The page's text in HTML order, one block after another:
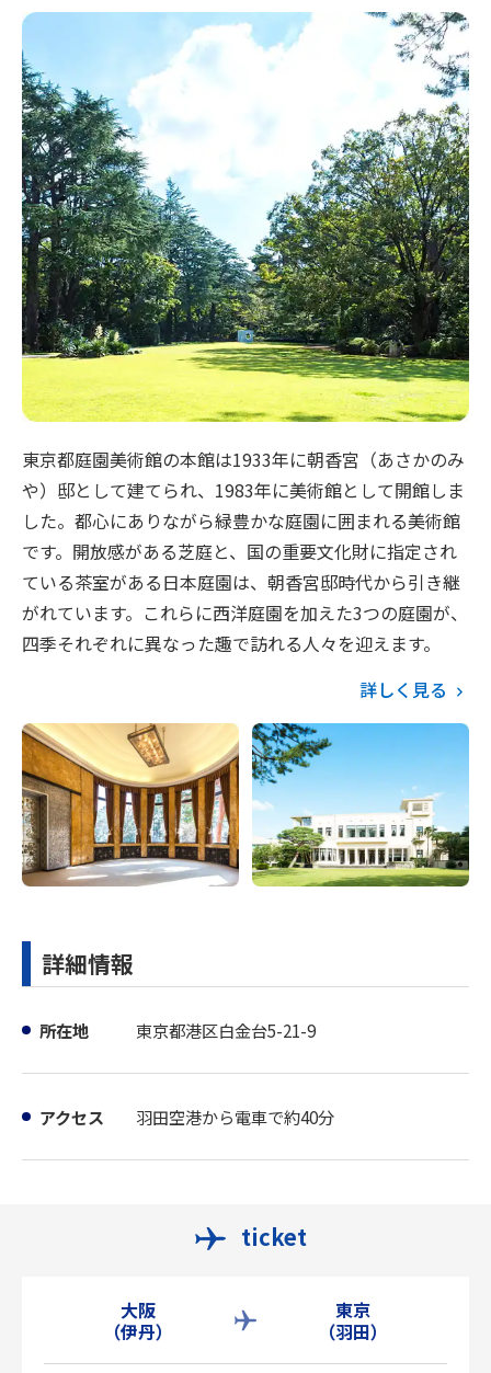
東京都庭園美術館の本館は1933年に朝香宮（あさかのみ
や）邸として建てられ、1983年に美術館として開館しま
した。都心にありながら緑豊かな庭園に囲まれる美術館
です。開放感がある芝庭と、国の重要文化財に指定され
ている茶室がある日本庭園は、朝香宮邸時代から引き継
がれています。これらに西洋庭園を加えた3つの庭園が、
四季それぞれに異なった趣で訪れる人々を迎えます。
詳しく見る
詳細情報
所在地 東京都港区白金台5-21-9
アクセス 羽田空港から電車で約40分
ticket
大阪
（伊丹）
東京
（羽田）